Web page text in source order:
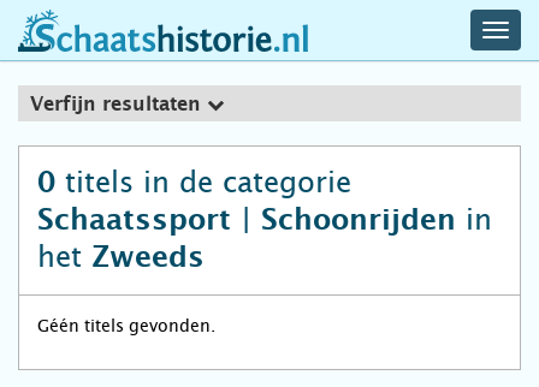
schaatshistorie.nl
Verfijn resultaten
0 titels in de categorie
Schaatssport | Schoonrijden in
het Zweeds
Géén titels gevonden.